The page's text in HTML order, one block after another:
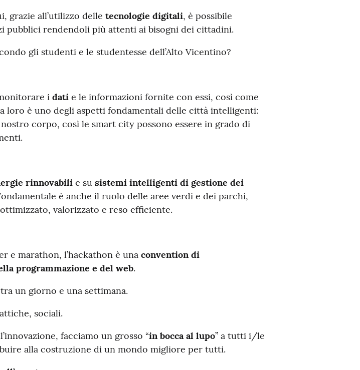
grazie all’utilizzo delle tecnologie digitali, è possibile
rendendoli più attenti ai bisogni dei cittadini.
gli studenti e le studentesse dell’Alto Vicentino?
i datie le informazioni fornite con essi, così come
loro è uno degli aspetti fondamentali delle città intelligenti:
corpo, così le smart city possono essere in grado di
rinnovabilie su sistemi intelligenti di gestione dei
è anche il ruolo delle aree verdi e dei parchi,
valorizzato e reso efficiente.
e marathon, l’hackathon è una convention di
programmazione e del web.
un giorno e una settimana.
sociali.
facciamo un grosso “in bocca al lupo” a tutti i/le
alla costruzione di un mondo migliore per tutti.